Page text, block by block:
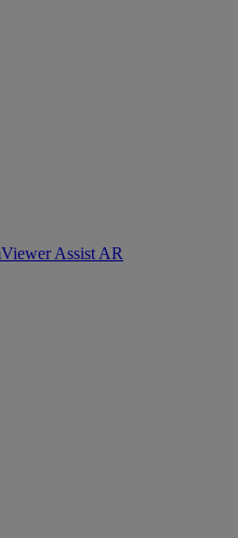
Assist AR